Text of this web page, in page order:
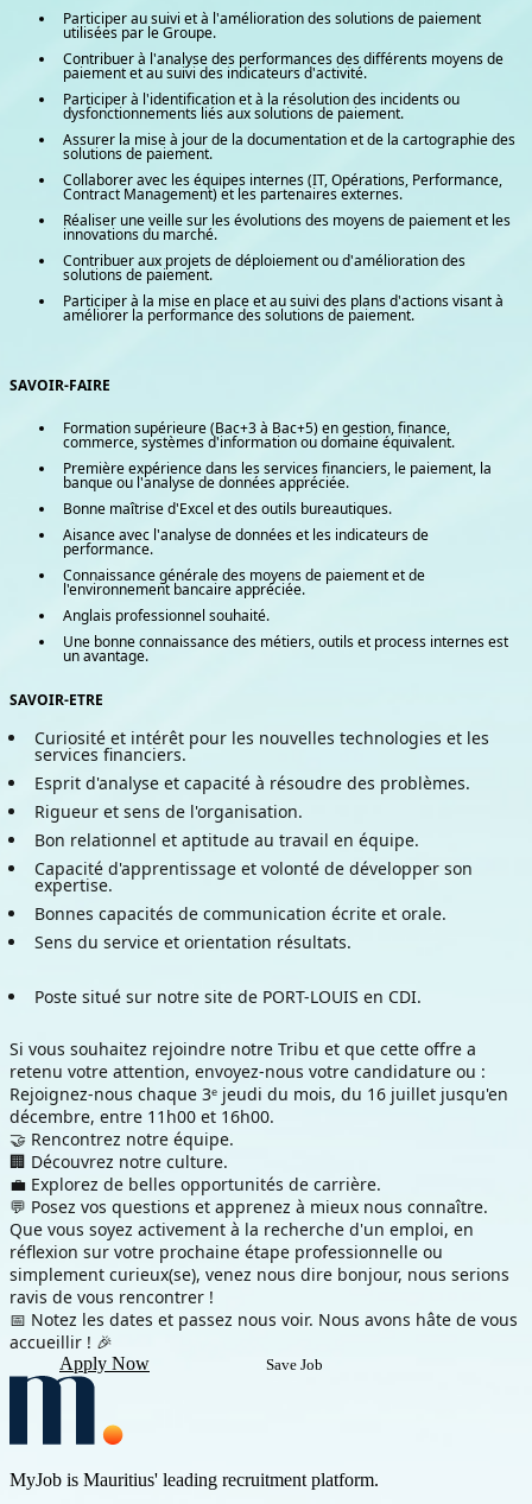
Participer au suivi et à l'amélioration des solutions de paiement
utilisées par le Groupe.
Contribuer à l'analyse des performances des différents moyens de
paiement et au suivi des indicateurs d'activité.
Participer à l'identification et à la résolution des incidents ou
dysfonctionnements liés aux solutions de paiement.
Assurer la mise à jour de la documentation et de la cartographie des
solutions de paiement.
Collaborer avec les équipes internes (IT, Opérations, Performance,
Contract Management) et les partenaires externes.
Réaliser une veille sur les évolutions des moyens de paiement et les
innovations du marché.
Contribuer aux projets de déploiement ou d'amélioration des
solutions de paiement.
Participer à la mise en place et au suivi des plans d'actions visant à
améliorer la performance des solutions de paiement.
SAVOIR-FAIRE
Formation supérieure (Bac+3 à Bac+5) en gestion, finance,
commerce, systèmes d'information ou domaine équivalent.
Première expérience dans les services financiers, le paiement, la
banque ou l'analyse de données appréciée.
Bonne maîtrise d'Excel et des outils bureautiques.
Aisance avec l'analyse de données et les indicateurs de
performance.
Connaissance générale des moyens de paiement et de
l'environnement bancaire appréciée.
Anglais professionnel souhaité.
Une bonne connaissance des métiers, outils et process internes est
un avantage.
SAVOIR-ETRE
Curiosité et intérêt pour les nouvelles technologies et les
services financiers.
Esprit d'analyse et capacité à résoudre des problèmes.
Rigueur et sens de l'organisation.
Bon relationnel et aptitude au travail en équipe.
Capacité d'apprentissage et volonté de développer son
expertise.
Bonnes capacités de communication écrite et orale.
Sens du service et orientation résultats.
Poste situé sur notre site de PORT-LOUIS en CDI.
Si vous souhaitez rejoindre notre Tribu et que cette offre a
retenu votre attention, envoyez-nous votre candidature ou :
Rejoignez-nous chaque 3ᵉ jeudi du mois, du 16 juillet jusqu'en
décembre, entre 11h00 et 16h00.
🤝 Rencontrez notre équipe.
🏢 Découvrez notre culture.
💼 Explorez de belles opportunités de carrière.
💬 Posez vos questions et apprenez à mieux nous connaître.
Que vous soyez activement à la recherche d'un emploi, en
réflexion sur votre prochaine étape professionnelle ou
simplement curieux(se), venez nous dire bonjour, nous serions
ravis de vous rencontrer !
📅 Notez les dates et passez nous voir. Nous avons hâte de vous
accueillir ! 🎉
Apply Now Save Job
MyJob is Mauritius' leading recruitment platform.